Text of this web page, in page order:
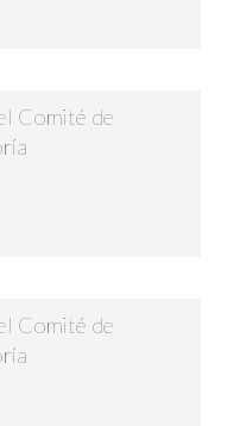
Comité de
Comité de